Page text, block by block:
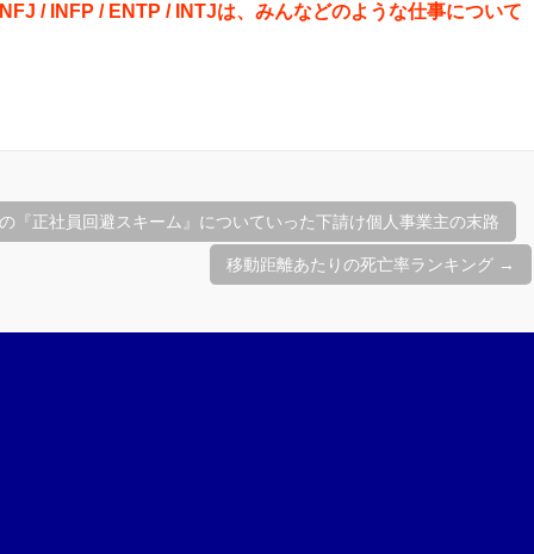
/ INFP / ENTP / INTJは、みんなどのような仕事について
正社員回避スキーム』についていった下請け個人事業主の末路
移動距離あたりの死亡率ランキング →